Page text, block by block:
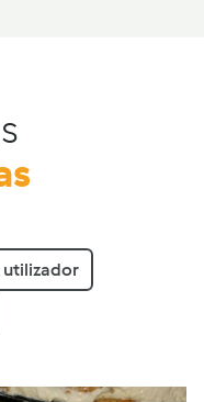
utilizador